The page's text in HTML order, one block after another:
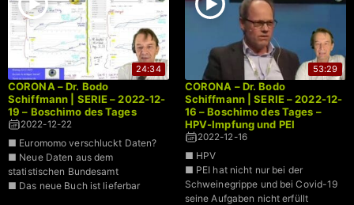
24:34
CORONA – Dr. Bodo
Schiffmann | SERIE – 2022-12-
19 – Boschimo des Tages
2022-12-22
■ Euromomo verschluckt Daten?
■ Neue Daten aus dem
statistischen Bundesamt
■ Das neue Buch ist lieferbar
53:29
CORONA – Dr. Bodo
Schiffmann | SERIE – 2022-12-
16 – Boschimo des Tages –
HPV-Impfung und PEI
2022-12-16
■ HPV
■ PEI hat nicht nur bei der
Schweinegrippe und bei Covid-19
seine Aufgaben nicht erfüllt